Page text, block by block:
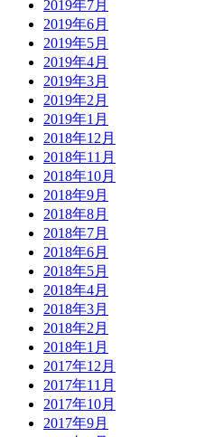
2019年7月
2019年6月
2019年5月
2019年4月
2019年3月
2019年2月
2019年1月
2018年12月
2018年11月
2018年10月
2018年9月
2018年8月
2018年7月
2018年6月
2018年5月
2018年4月
2018年3月
2018年2月
2018年1月
2017年12月
2017年11月
2017年10月
2017年9月